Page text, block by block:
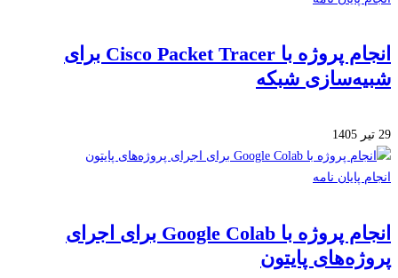
انجام پروژه با Cisco Packet Tracer برای
شبکه
پایان نامه
انجام پروژه با Google Colab برای اجرای
پایتون